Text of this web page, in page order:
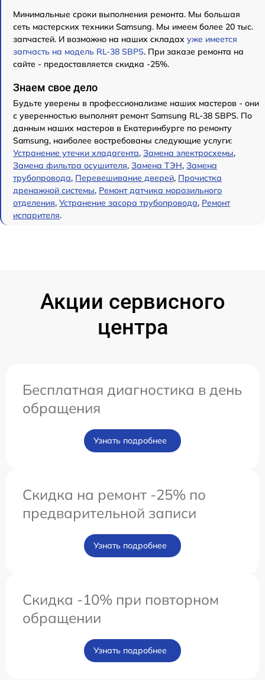
Минимальные сроки выполнения ремонта. Мы большая
сеть мастерских техники Samsung. Мы имеем более 20 тыс.
запчастей. И возможно на наших складах уже имеется
запчасть на модель RL-38 SBPS. При заказе ремонта на
сайте - предоставляется скидка -25%.
Знаем свое дело
Будьте уверены в профессионализме наших мастеров - они
с уверенностью выполнят ремонт Samsung RL-38 SBPS. По
данным наших мастеров в Екатеринбурге по ремонту
Samsung, наиболее востребованы следующие услуги:
Устранение утечки хладагента, Замена электросхемы,
Замена фильтра осушителя, Замена ТЭН, Замена
трубопровода, Перевешивание дверей, Прочистка
дренажной системы, Ремонт датчика морозильного
отделения, Устранение засора трубопровода, Ремонт
испарителя.
Акции сервисного
центра
Бесплатная диагностика в день
обращения
Узнать подробнее
Скидка на ремонт -25% по
предварительной записи
Узнать подробнее
Скидка -10% при повторном
обращении
Узнать подробнее